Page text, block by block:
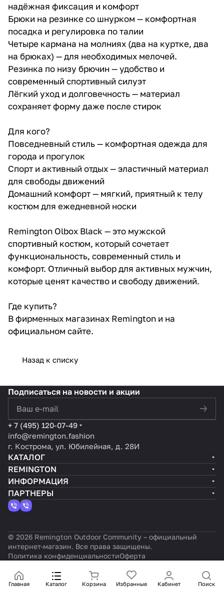
надёжная фиксация и комфорт
Брюки на резинке со шнурком — комфортная
посадка и регулировка по талии
Четыре кармана на молниях (два на куртке, два
на брюках) — для необходимых мелочей.
Резинка по низу брючин — удобство и
современный спортивный силуэт
Лёгкий уход и долговечность — материал
сохраняет форму даже после стирок
Для кого?
Повседневный стиль — комфортная одежда для
города и прогулок
Спорт и активный отдых — эластичный материал
для свободы движений
Домашний комфорт — мягкий, приятный к телу
костюм для ежедневной носки
Remington Olbox Black — это мужской
спортивный костюм, который сочетает
функциональность, современный стиль и
комфорт. Отличный выбор для активных мужчин,
которые ценят качество и свободу движений.
Где купить?
В фирменных магазинах Remington и на
официальном сайте.
Назад к списку
Главная Каталог Корзина Избранные Кабинет Поиск
Подписаться на новости и акции
+ 7 (495) 120-07-49
info@remington.fashion
г. Кострома, ул. Юбилейная, д. 28И
КАТАЛОГ
REMINGTON
ИНФОРМАЦИЯ
ПАРТНЕРЫ
© 2026 Remington Outdoor Community – официальный
интернет-магазин. Все права защищены.
Политика конфиденциальностиОферта